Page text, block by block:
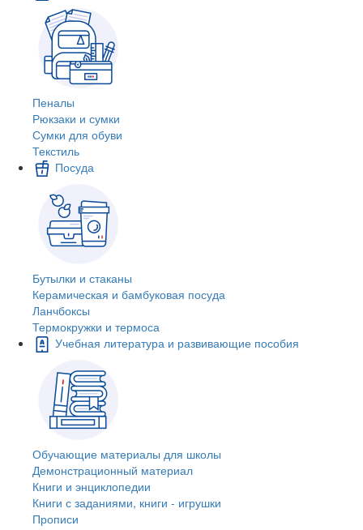
Пеналы
Рюкзаки и сумки
Сумки для обуви
Текстиль
Посуда
Бутылки и стаканы
Керамическая и бамбуковая посуда
Ланчбоксы
Термокружки и термоса
Учебная литература и развивающие пособия
Обучающие материалы для школы
Демонстрационный материал
Книги и энциклопедии
Книги с заданиями, книги - игрушки
Прописи